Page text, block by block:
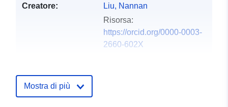
Creatore:
Liu, Nannan
Risorsa:
https://orcid.org/0000-0003-
2660-602X
Registro del
Mostra di più